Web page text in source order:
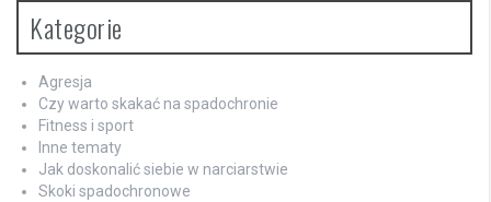
Kategorie
Agresja
Czy warto skakać na spadochronie
Fitness i sport
Inne tematy
Jak doskonalić siebie w narciarstwie
Skoki spadochronowe